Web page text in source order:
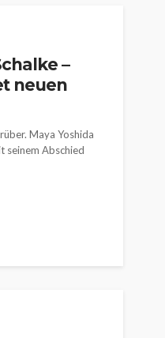
–
neuen
Maya Yoshida
seinem Abschied